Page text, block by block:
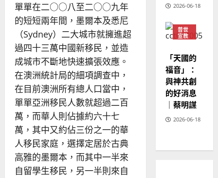
單單在二○○八至二○○九年
的短短兩年間，墨爾本及悉尼
（Sydney）二大城市就擁進超
過四十三萬中國新移民，並造
成城市不斷地快速擴張效應。
在澳洲統計局的細項調查中，
在目前澳洲所有總人口當中，
單單亞洲移民人數就超過二百
萬，而華人則佔據約六十七
萬，其中又約佔三份之一的華
人移民家庭，選擇定居於古典
高雅的墨爾本，而其中一半來
自留學生移民，另一半則來自
2026-06-18
普世
宣教
「天國的
福音」：
與神共創
的好消息
｜蔡明謀
2026-06-18